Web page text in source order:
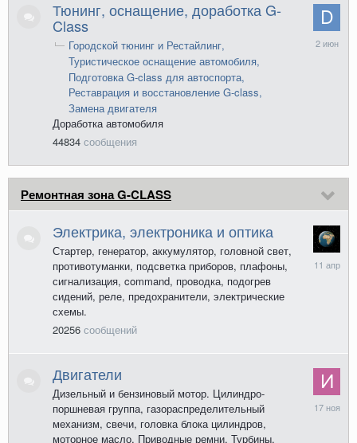
Тюнинг, оснащение, доработка G-
Class
Городской тюнинг и Рестайлинг
Туристическое оснащение автомобиля
Подготовка G-class для автоспорта
Реставрация и восстановление G-class
Замена двигателя
Доработка автомобиля
44834 сообщения
2
июня
Ремонтная зона G-CLASS
Электрика, электроника и оптика
Стартер, генератор, аккумулятор, головной свет,
противотуманки, подсветка приборов, плафоны,
сигнализация, command, проводка, подогрев
сидений, реле, предохранители, электрические
схемы.
20256 сообщений
11
апреля
Двигатели
Дизельный и бензиновый мотор. Цилиндро-
поршневая группа, газораспределительный
механизм, свечи, головка блока цилиндров,
моторное масло. Приводные ремни. Турбины,
17
ноября